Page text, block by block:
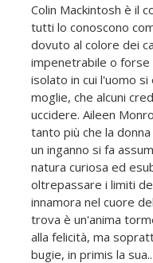
Colin Mackintosh è il
tutti lo conoscono
dovuto al colore dei
impenetrabile o forse
isolato in cui l'uomo
moglie, che alcuni
uccidere. Aileen
tanto più che la
un inganno si fa
natura curiosa ed
oltrepassare i limiti
innamora nel cuore
trova è un'anima
alla felicità, ma
bugie, in primis la sua..